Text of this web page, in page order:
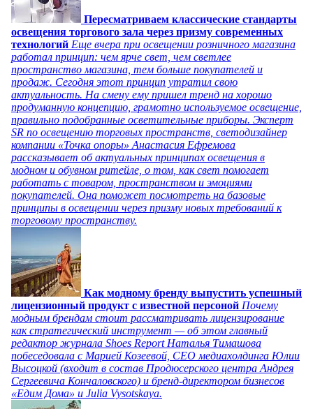
Пересматриваем классические стандарты
освещения торгового зала через призму современных
технологий Еще вчера при освещении розничного магазина
работал принцип: чем ярче свет, чем светлее
пространство магазина, тем больше покупателей и
продаж. Сегодня этот принцип утратил свою
актуальность. На смену ему пришел тренд на хорошо
продуманную концепцию, грамотно используемое освещение,
правильно подобранные осветительные приборы. Эксперт
SR по освещению торговых пространств, светодизайнер
компании «Точка опоры» Анастасия Ефремова
рассказывает об актуальных принципах освещения в
модном и обувном ритейле, о том, как свет помогает
работать с товаром, пространством и эмоциями
покупателей. Она поможет посмотреть на базовые
принципы в освещении через призму новых требований к
торговому пространству.
Как модному бренду выпустить успешный
лицензионный продукт с известной персоной Почему
модным брендам стоит рассматривать лицензирование
как стратегический инструмент — об этом главный
редактор журнала Shoes Report Наталья Тимашова
побеседовала с Марией Козеевой, СЕО медиахолдинга Юлии
Высоцкой (входит в состав Продюсерского центра Андрея
Сергеевича Кончаловского) и бренд-директором бизнесов
«Едим Дома» и Julia Vysotskaya.